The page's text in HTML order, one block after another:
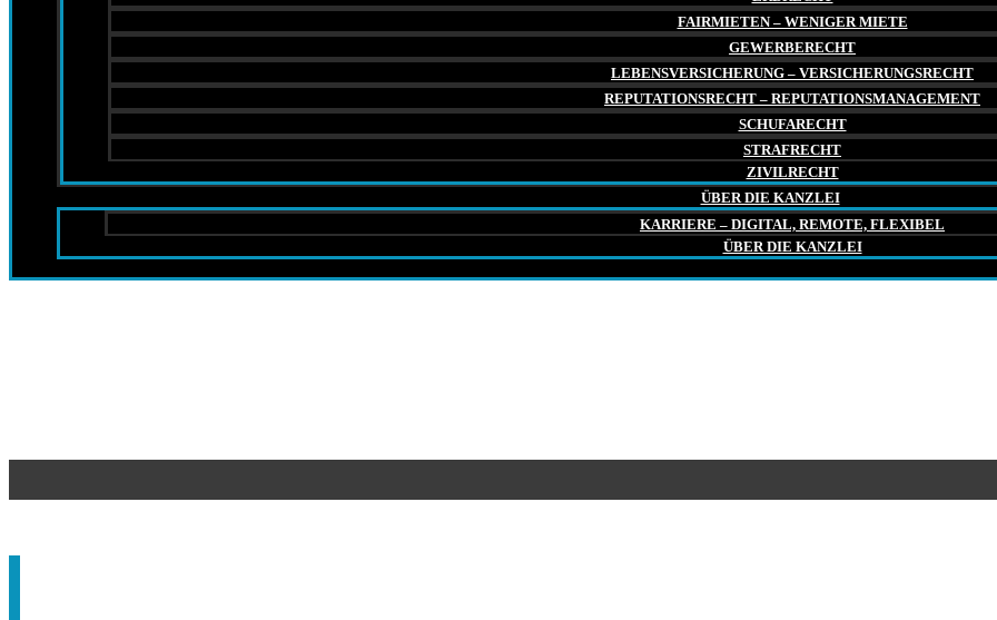
FAIRMIETEN – WENIGER MIETE
GEWERBERECHT
LEBENSVERSICHERUNG – VERSICHERUNGSRECHT
REPUTATIONSRECHT – REPUTATIONSMANAGEMENT
SCHUFARECHT
STRAFRECHT
ZIVILRECHT
ÜBER DIE KANZLEI
KARRIERE – DIGITAL, REMOTE, FLEXIBEL
ÜBER DIE KANZLEI